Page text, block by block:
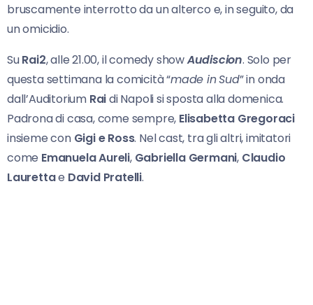
bruscamente interrotto da un alterco e, in seguito, da
un omicidio.
SuRai2, alle 21.00, il comedy showAudiscion. Solo per
questa settimana la comicità “made inSud” in onda
dall’Auditorium Raidi Napoli si sposta alla domenica.
Padrona di casa, come sempre, Elisabetta Gregoraci
insieme con Gigi e Ross. Nel cast, tra gli altri, imitatori
come EmanuelaAureli, Gabriella Germani, Claudio
Laurettae David Pratelli.